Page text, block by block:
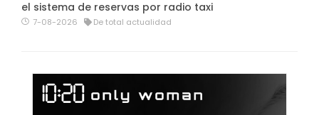
el sistema de reservas por radio taxi
7-08-2026 De total actualidad